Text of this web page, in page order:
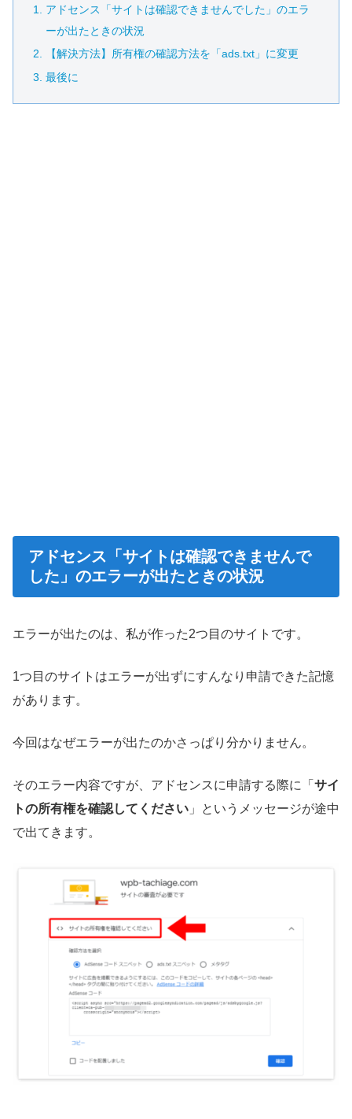
アドセンス「サイトは確認できませんでした」のエラ
ーが出たときの状況
【解決方法】所有権の確認方法を「ads.txt」に変更
最後に
アドセンス「サイトは確認できませんで
した」のエラーが出たときの状況
エラーが出たのは、私が作った2つ目のサイトです。
1つ目のサイトはエラーが出ずにすんなり申請できた記憶
があります。
今回はなぜエラーが出たのかさっぱり分かりません。
そのエラー内容ですが、アドセンスに申請する際に「 サイ
トの所有権を確認してください 」というメッセージが途中
で出てきます。